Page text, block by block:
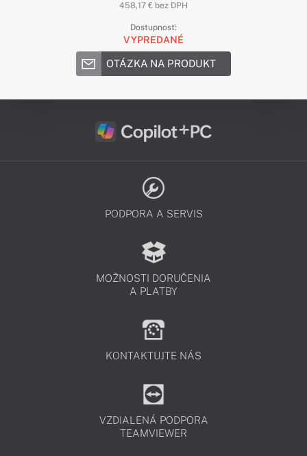
458,17 € bez DPH
Dostupnosť:
VYPREDANÉ
OTÁZKA NA PRODUKT
PODPORA A SERVIS
MOŽNOSTI DORUČENIA
A PLATBY
KONTAKTUJTE NÁS
VZDIALENÁ PODPORA
TEAMVIEWER